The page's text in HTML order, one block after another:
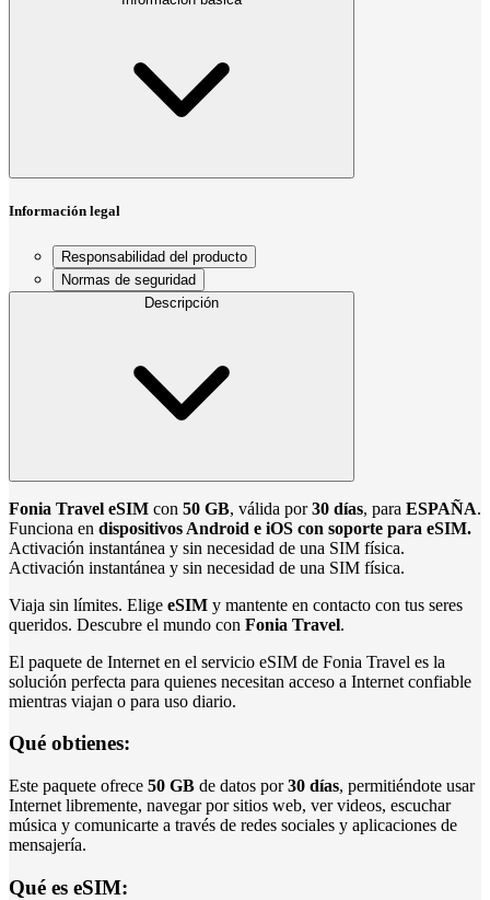
Información legal
Responsabilidad del producto
Normas de seguridad
Descripción
Fonia Travel eSIM con 50 GB, válida por30 días, para ESPAÑA.
Funciona en dispositivos Android e iOS con soporte para eSIM.
Activación instantánea y sin necesidad de una SIM física.
Activación instantánea y sin necesidad de una SIM física.
Viaja sin límites. Elige eSIM y mantente en contacto con tus seres
queridos. Descubre el mundo con Fonia Travel.
El paquete de Internet en el servicio eSIM de Fonia Travel es la
solución perfecta para quienes necesitan acceso a Internet confiable
mientras viajan o para uso diario.
Qué obtienes:
Este paquete ofrece 50 GB de datos por30 días, permitiéndote usar
Internet libremente, navegar por sitios web, ver videos, escuchar
música y comunicarte a través de redes sociales y aplicaciones de
mensajería.
Qué es eSIM: